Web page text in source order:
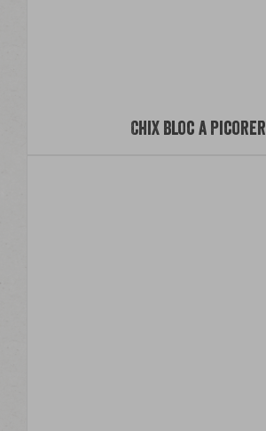
ChiX Bloc à Picorer